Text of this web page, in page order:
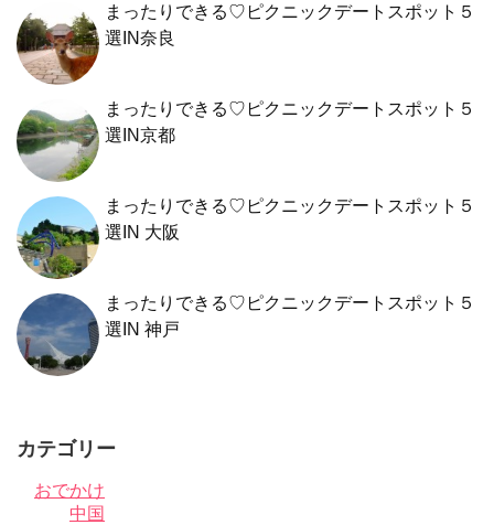
まったりできる♡ピクニックデートスポット５
選IN奈良
まったりできる♡ピクニックデートスポット５
選IN京都
まったりできる♡ピクニックデートスポット５
選IN 大阪
まったりできる♡ピクニックデートスポット５
選IN 神戸
カテゴリー
おでかけ
中国